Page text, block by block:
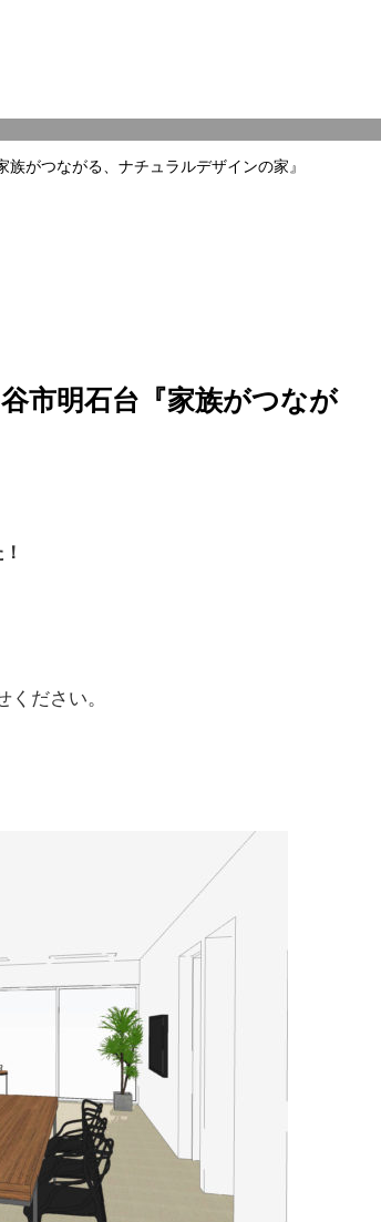
がつながる、ナチュラルデザインの家』
市明石台『家族がつなが
ださい。